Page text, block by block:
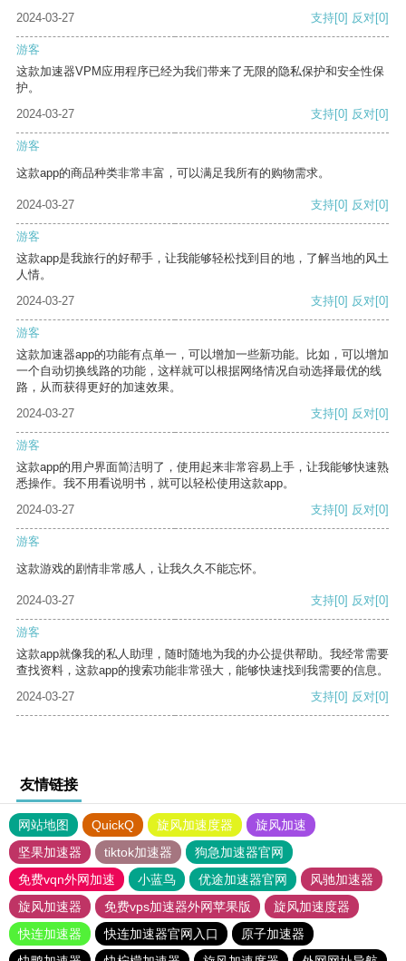
2024-03-27
支持[0] 反对[0]
游客
这款加速器VPM应用程序已经为我们带来了无限的隐私保护和安全性保
护。
2024-03-27
支持[0] 反对[0]
游客
这款app的商品种类非常丰富，可以满足我所有的购物需求。
2024-03-27 支持[0] 反对[0]
游客
这款app是我旅行的好帮手，让我能够轻松找到目的地，了解当地的风土
人情。
2024-03-27
支持[0] 反对[0]
游客
这款加速器app的功能有点单一，可以增加一些新功能。比如，可以增加
一个自动切换线路的功能，这样就可以根据网络情况自动选择最优的线
路，从而获得更好的加速效果。
2024-03-27
支持[0] 反对[0]
游客
这款app的用户界面简洁明了，使用起来非常容易上手，让我能够快速熟
悉操作。我不用看说明书，就可以轻松使用这款app。
2024-03-27
支持[0] 反对[0]
游客
这款游戏的剧情非常感人，让我久久不能忘怀。
2024-03-27 支持[0] 反对[0]
游客
这款app就像我的私人助理，随时随地为我的办公提供帮助。我经常需要
查找资料，这款app的搜索功能非常强大，能够快速找到我需要的信息。
2024-03-27
支持[0] 反对[0]
友情链接
网站地图 QuickQ 旋风加速度器
旋风加速
坚果加速器
tiktok加速器
狗急加速器官网
免费vqn外网加速
小蓝鸟 优途加速器官网
风驰加速器
旋风加速器
免费vps加速器外网苹果版
旋风加速度器
快连加速器
快连加速器官网入口
原子加速器